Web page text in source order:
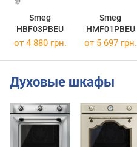
Smeg
HBF03PBEU
Smeg
HMF01PBEU
от 4 880 грн. от 5 697 грн.
Духовые шкафы